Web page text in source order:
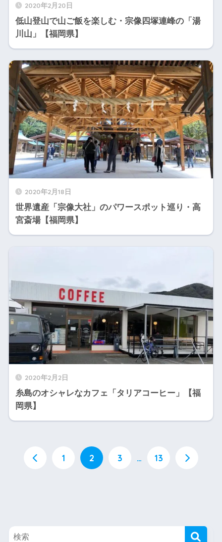
2020年2月20日
低山登山で山ご飯を楽しむ・宗像四塚連峰の「湯
川山」【福岡県】
2020年2月18日
世界遺産「宗像大社」のパワースポット巡り・高
宮斎場【福岡県】
2020年2月2日
糸島のオシャレなカフェ「タリアコーヒー」【福
岡県】
1 2 3 … 13